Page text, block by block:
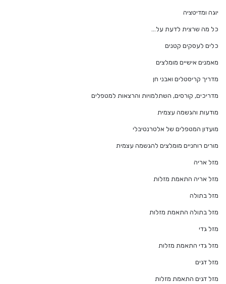
יוגה ומדיטציה
כל מה שרצית לדעת על…
כלים לעסקים קטנים
מאמנים אישיים מומלצים
מדריך קריסטלים ואבני חן
מדריכים, קורסים, השתלמויות והרצאות למטפלים
מודעות והגשמה עצמית
מועדון המטפלים של אלטרנטיבלי
מורים רוחניים מומלצים להגשמה עצמית
מזל אריה
מזל אריה התאמת מזלות
מזל בתולה
מזל בתולה התאמת מזלות
מזל גדי
מזל גדי התאמת מזלות
מזל דגים
מזל דגים התאמת מזלות